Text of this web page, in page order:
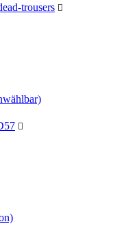
trousers